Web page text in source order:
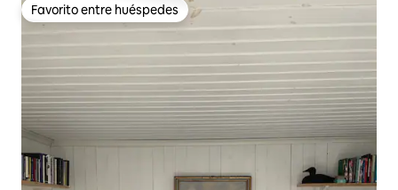
Favorito entre huéspedes
Favorito entre huéspedes